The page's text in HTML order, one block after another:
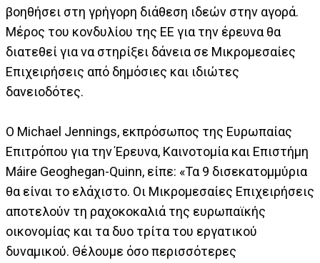
βοηθήσει στη γρήγορη διάθεση ιδεών στην αγορά.
Μέρος του κονδυλίου της ΕΕ για την έρευνα θα
διατεθεί για να στηρίξει δάνεια σε Μικρομεσαίες
Επιχειρήσεις από δημόσιες και ιδιώτες
δανειοδότες.
Ο Michael Jennings, εκπρόσωπος της Ευρωπαίας
Επιτρόπου για την Έρευνα, Καινοτομία και Επιστήμη
Máire Geoghegan-Quinn, είπε: «Τα 9 δισεκατομμύρια
θα είναι το ελάχιστο. Οι Μικρομεσαίες Επιχειρήσεις
αποτελούν τη ραχοκοκαλιά της ευρωπαϊκής
οικονομίας και τα δυο τρίτα του εργατικού
δυναμικού. Θέλουμε όσο περισσότερες